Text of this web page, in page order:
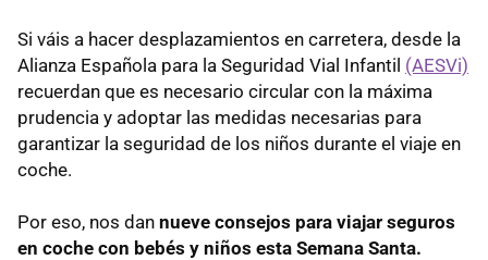
Si váis a hacer desplazamientos en carretera, desde la
Alianza Española para la Seguridad Vial Infantil (AESVi)
recuerdan que es necesario circular con la máxima
prudencia y adoptar las medidas necesarias para
garantizar la seguridad de los niños durante el viaje en
coche.
Por eso, nos dan nueve consejos para viajar seguros
en coche con bebés y niños esta Semana Santa.